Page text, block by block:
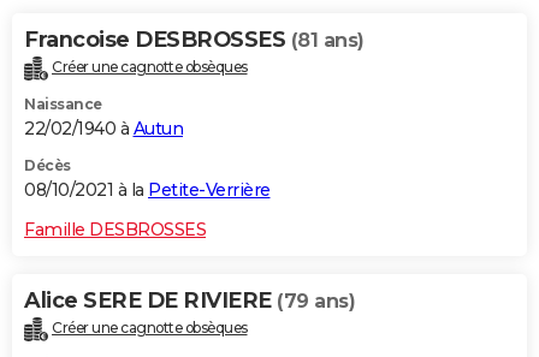
Alimentation
Guide de la santé
Maladies
Médicaments
Sommeil
VOYAGE
Destinations
City break
Voyage nature
Voyage de noces
Forum
Climat
+PHOTO
GUIDES D'ACHAT
BONS PLANS
CARTE DE VOEUX
Dictionnaire
Biographies
Citations
Expressions
Proverbes
PROGRAMME TV
Francoise DESBROSSES (81 ans)
Créer une cagnotte obsèques
Naissance
22/02/1940 à Autun
Décès
08/10/2021 à la Petite-Verrière
Famille DESBROSSES
Alice SERE DE RIVIERE (79 ans)
Créer une cagnotte obsèques